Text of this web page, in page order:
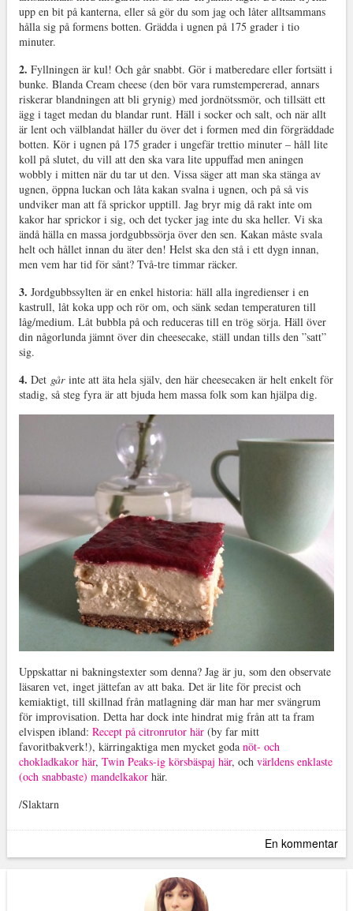
upp en bit på kanterna, eller så gör du som jag och låter alltsammans
hålla sig på formens botten. Grädda i ugnen på 175 grader i tio
minuter.
2. Fyllningen är kul! Och går snabbt. Gör i matberedare eller fortsätt i
bunke. Blanda Cream cheese (den bör vara rumstempererad, annars
riskerar blandningen att bli grynig) med jordnötssmör, och tillsätt ett
ägg i taget medan du blandar runt. Häll i socker och salt, och när allt
är lent och välblandat häller du över det i formen med din förgräddade
botten. Kör i ugnen på 175 grader i ungefär trettio minuter – håll lite
koll på slutet, du vill att den ska vara lite uppuffad men aningen
wobbly i mitten när du tar ut den. Vissa säger att man ska stänga av
ugnen, öppna luckan och låta kakan svalna i ugnen, och på så vis
undviker man att få sprickor upptill. Jag bryr mig då rakt inte om
kakor har sprickor i sig, och det tycker jag inte du ska heller. Vi ska
ändå hälla en massa jordgubbssörja över den sen. Kakan måste svala
helt och hållet innan du äter den! Helst ska den stå i ett dygn innan,
men vem har tid för sånt? Två-tre timmar räcker.
3. Jordgubbssylten är en enkel historia: häll alla ingredienser i en
kastrull, låt koka upp och rör om, och sänk sedan temperaturen till
låg/medium. Låt bubbla på och reduceras till en trög sörja. Häll över
din någorlunda jämnt över din cheesecake, ställ undan tills den ”satt”
sig.
4. Det går inte att äta hela själv, den här cheesecaken är helt enkelt för
stadig, så steg fyra är att bjuda hem massa folk som kan hjälpa dig.
Uppskattar ni bakningstexter som denna? Jag är ju, som den observate
läsaren vet, inget jättefan av att baka. Det är lite för precist och
kemiaktigt, till skillnad från matlagning där man har mer svängrum
för improvisation. Detta har dock inte hindrat mig från att ta fram
elvispen ibland: Recept på citronrutor här(by far mitt
favoritbakverk!), kärringaktiga men mycket goda nöt- och
chokladkakor här, Twin Peaks-ig körsbäspaj här, och världens enklaste
(och snabbaste) mandelkakorhär.
/Slaktarn
En kommentar